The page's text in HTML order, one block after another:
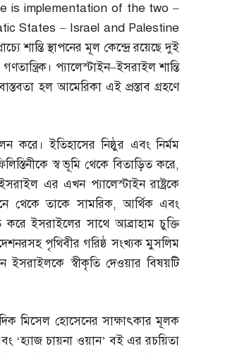
is implementation of the two –
States – Israel and Palestine
শান্তি স্থাপনের মূল কেন্দ্রে রয়েছে দুই
গণতান্ত্রিক। প্যালেস্টাইন–ইসরাইল শান্তি
হল আমেরিকা এই প্রস্তাব গ্রহণে
করে। ইতিহাসের নিষ্ঠুর এবং নির্মম
স্ব ভূমি থেকে বিতাড়িত করে,
এর এখন প্যালেস্টাইন রাষ্ট্রকে
থেকে তাকে সামরিক,আর্থিক এবং
ইসরাইলের সাথে আব্রাহাম চুক্তি
পৃথিবীর গরিষ্ঠ সংখ্যক মুসলিম
ইসরাইলকে স্বীকৃতি দেওয়ার বিষয়টি
মিসেল হোসেনের সাক্ষাৎকার মূলক
‘হ্যাজ চায়না ওয়ান’ বই এর রচয়িতা